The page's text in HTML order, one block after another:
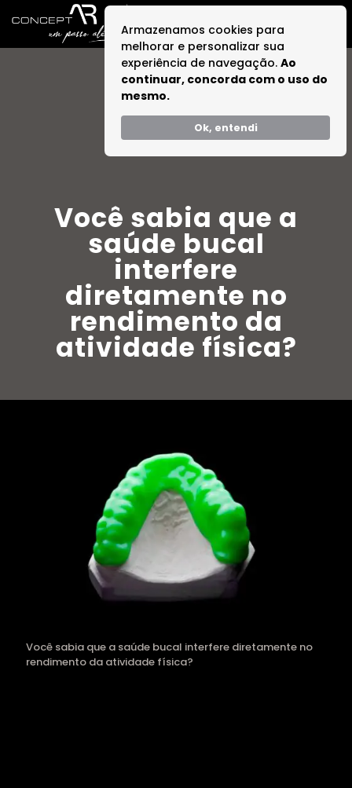
Armazenamos cookies para
melhorar e personalizar sua
experiência de navegação. Ao
continuar, concorda com o uso do
mesmo.
Ok, entendi
Você sabia que a
saúde bucal
interfere
diretamente no
rendimento da
atividade física?
Você sabia que a saúde bucal interfere diretamente no
rendimento da atividade física?